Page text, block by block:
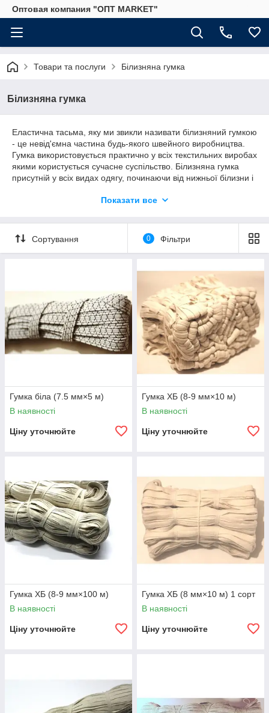
Оптовая компания "ОПТ MARKET"
Товари та послуги Білизняна гумка
Білизняна гумка
Еластична тасьма, яку ми звикли називати білизняний гумкою
- це невід'ємна частина будь-якого швейного виробництва.
Гумка використовується практично у всіх текстильних виробах
якими користується сучасне суспільство. Білизняна гумка
присутній у всіх видах одягу, починаючи від нижньої білизни і
З кожним днем ми знаходимо все нове застосування тасьми
білизняну гумку в нашому інтернет-магазині, адже ми є
виробником еластичної тасьми, і наша продукція
зарекомендувала себе як якісна гумка за найнижчою ціною.
якості, працюємо напряму з виробниками бавовняної нитки і
латексної нитки (гумки), які використовуються у виробництві
еластичної тасьми. Ви займаєтеся торгівлею господарськими
товарами або текстилем? Ми станемо Вашим надійним
партнером, зможемо в потрібні терміни виготовити білизняну
гумку в потрібній кількості. У Вас своє швейне виробництво?
Тоді Вам теж до нас, адже ми можемо змінювати склад,
ширину, щільність еластичної тасьми і готові виробляти для
Вас гумку відповідає саме Вашим вимогам.
Показати все
Сортування 0 Фільтри
Гумка біла (7.5 мм×5 м)
В наявності
Ціну уточнюйте
Гумка ХБ (8-9 мм×10 м)
В наявності
Ціну уточнюйте
Гумка ХБ (8-9 мм×100 м)
В наявності
Ціну уточнюйте
Гумка ХБ (8 мм×10 м) 1 сорт
В наявності
Ціну уточнюйте